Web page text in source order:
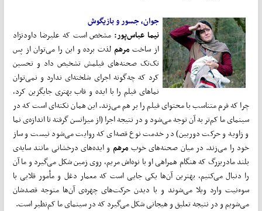
جوان، جسور و بازیگوش
نیما عباس‌پور:مشخص است که علیرضا داودنژاد
از ساختمرهملذت برده و این را می‌توان از پس
تک‌تک صحنه‌های فیلمش تشخیص داد و تحسین
کرد که چه‌گونه اجرای شلخته‌ای ندارد و نمی‌توان
نماهای فیلم را با ایده و قاب بهتری جایگزین کرد،
چرا که فرم متناسب با محتوای فیلم را بر هم می‌‌زند. این همان نکته‌ای است که در
سینمای ما کم‌تر به آن توجه می‌شود و در نتیجه اجرا (از میزانسن گرفته تا اندازه‌ی نما
و زاویه و حرکت دوربین) در خدمت نوع قصه‌ای که روایت می‌شود نیست و ساز
خود را می‌زند. در میان صحنه‌های خوبمرهمو ایده‌های درخشانی مانند سایه‌ی
بلند مادربزرگ که هنگام همراهی او با نوه‌اش مریم، روی زمین شکل می‌گیرد و ما آن
را دنبال می‌کنیم، بهترین آن‌ها یکی جایی است که معمار دغل و مأمور قلابی با
سوءنیت وارد ویلا می‌شوند و با دیدن حرکت‌های چهره‌ی آن‌ها متوجه قصدشان
می‌شویم و در نتیجه تعلیق و هیجانی شکل می‌گیرد که در سینمای ما کم‌نظیر است.